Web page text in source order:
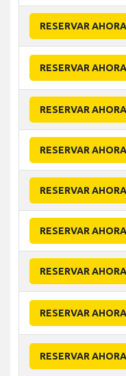
RESERVAR AHORA
RESERVAR AHORA
RESERVAR AHORA
RESERVAR AHORA
RESERVAR AHORA
RESERVAR AHORA
RESERVAR AHORA
RESERVAR AHORA
RESERVAR AHORA